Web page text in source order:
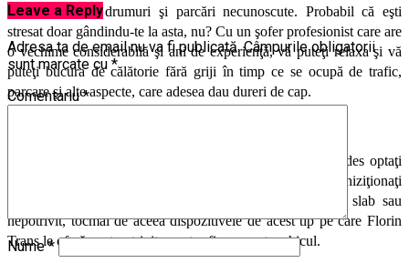
necunoscut, cu drumuri şi parcări necunoscute. Probabil că eşti
stresat doar gândindu-te la asta, nu? Cu un şofer profesionist care are
o vechime considerabilă şi ani de experienţă, vă puteţi relaxa şi vă
puteţi bucura de călătorie fără griji în timp ce se ocupă de trafic,
parcare şi alte aspecte, care adesea dau dureri de cap.
Da, unele mijloace de transport oferă Wi-Fi, dar cât de des optaţi
pentru acesta? Nu numai că este ridicol de scump să achiziţionaţi
acces Wi-Fi într-un microbuz, dar serviciul este adesea slab sau
nepotrivit, tocmai de aceea dispozitivele de acest tip pe care Florin
Trans le oferă sunt potrivite pentru fiecare autovehicul.
Leave a Reply
Adresa ta de email nu va fi publicată. Câmpurile obligatorii
sunt marcate cu *
Comentariu*
Nume*